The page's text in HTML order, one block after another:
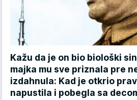
Kažu da je on bio biološki
majka mu sve priznala pre
izdahnula: Kad je otkrio
napustila i pobegla sa